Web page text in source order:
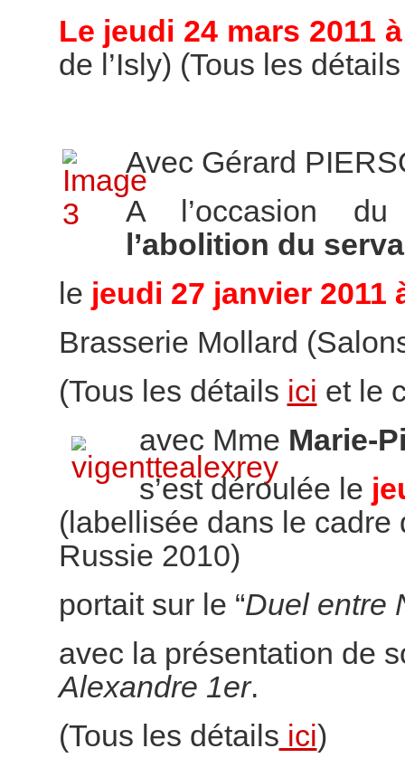
Le jeudi 24 mars 2011
de l’Isly) (Tous les
Avec Gérard
A l’occasion
l’abolition du
le jeudi 27 janvier 2011
Brasserie Mollard
(Tous les détails ici et le
avec Mme Marie-
s’est déroulée le
(labellisée dans le cadre
Russie 2010)
portait sur le “Duel entre
avec la présentation de
Alexandre 1er.
(Tous les détails ici)